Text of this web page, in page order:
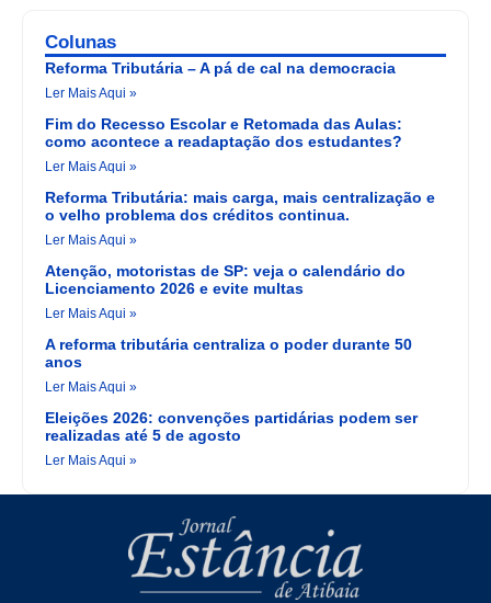
Colunas
Reforma Tributária – A pá de cal na democracia
Ler Mais Aqui »
Fim do Recesso Escolar e Retomada das Aulas:
como acontece a readaptação dos estudantes?
Ler Mais Aqui »
Reforma Tributária: mais carga, mais centralização e
o velho problema dos créditos continua.
Ler Mais Aqui »
Atenção, motoristas de SP: veja o calendário do
Licenciamento 2026 e evite multas
Ler Mais Aqui »
A reforma tributária centraliza o poder durante 50
anos
Ler Mais Aqui »
Eleições 2026: convenções partidárias podem ser
realizadas até 5 de agosto
Ler Mais Aqui »